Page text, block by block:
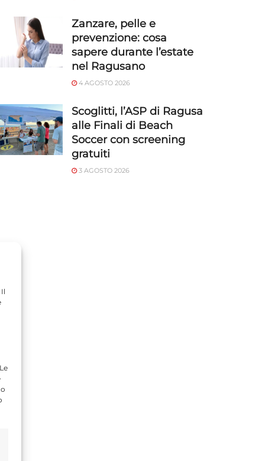
Zanzare, pelle e
prevenzione: cosa
sapere durante l’estate
nel Ragusano
4 AGOSTO 2026
Scoglitti, l’ASP di Ragusa
alle Finali di Beach
Soccer con screening
gratuiti
3 AGOSTO 2026